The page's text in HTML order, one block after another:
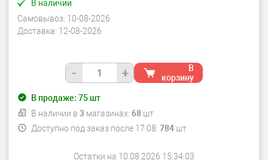
В наличии
Самовывоз: 10-08-2026
Доставка: 12-08-2026
- +
В
корзину
В продаже: 75шт
В наличии в 3 магазинах: 68 шт
Доступно под заказ после 17.08: 784шт
Остатки на 10.08.2026 15:34:03